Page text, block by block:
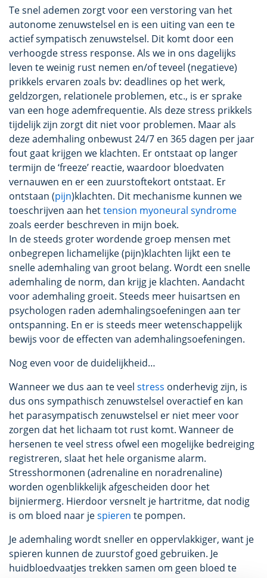
Te snel ademen zorgt voor een verstoring van het
autonome zenuwstelsel en is een uiting van een te
actief sympatisch zenuwstelsel. Dit komt door een
verhoogde stress response. Als we in ons dagelijks
leven te weinig rust nemen en/of teveel (negatieve)
prikkels ervaren zoals bv: deadlines op het werk,
geldzorgen, relationele problemen, etc., is er sprake
van een hoge ademfrequentie. Als deze stress prikkels
tijdelijk zijn zorgt dit niet voor problemen. Maar als
deze ademhaling onbewust 24/7 en 365 dagen per jaar
fout gaat krijgen we klachten. Er ontstaat op langer
termijn de ‘freeze’ reactie, waardoor bloedvaten
vernauwen en er een zuurstoftekort ontstaat. Er
ontstaan (pijn)klachten. Dit mechanisme kunnen we
toeschrijven aan hettension myoneural syndrome
zoals eerder beschreven in mijn boek.
In de steeds groter wordende groep mensen met
onbegrepen lichamelijke (pijn)klachten lijkt een te
snelle ademhaling van groot belang. Wordt een snelle
ademhaling de norm, dan krijg je klachten. Aandacht
voor ademhaling groeit. Steeds meer huisartsen en
psychologen raden ademhalingsoefeningen aan ter
ontspanning. En er is steeds meer wetenschappelijk
bewijs voor de effecten van ademhalingsoefeningen.
Nog even voor de duidelijkheid…
Wanneer we dus aan te veel stress onderhevig zijn, is
dus ons sympathisch zenuwstelsel overactief en kan
het parasympatisch zenuwstelsel er niet meer voor
zorgen dat het lichaam tot rust komt. Wanneer de
hersenen te veel stress ofwel een mogelijke bedreiging
registreren, slaat het hele organisme alarm.
Stresshormonen (adrenaline en noradrenaline)
worden ogenblikkelijk afgescheiden door het
bijniermerg. Hierdoor versnelt je hartritme, dat nodig
is om bloed naar jespieren te pompen.
Je ademhaling wordt sneller en oppervlakkiger, want je
spieren kunnen de zuurstof goed gebruiken. Je
huidbloedvaatjes trekken samen om geen bloed te